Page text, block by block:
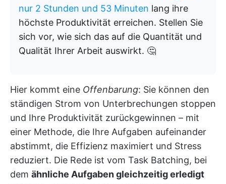
nur 2 Stunden und 53 Minuten lang ihre
höchste Produktivität erreichen. Stellen Sie
sich vor, wie sich das auf die Quantität und
Qualität Ihrer Arbeit auswirkt. 🤔
Hier kommt eine Offenbarung: Sie können den
ständigen Strom von Unterbrechungen stoppen
und Ihre Produktivität zurückgewinnen – mit
einer Methode, die Ihre Aufgaben aufeinander
abstimmt, die Effizienz maximiert und Stress
reduziert. Die Rede ist vom Task Batching, bei
dem ähnliche Aufgaben gleichzeitig erledigt